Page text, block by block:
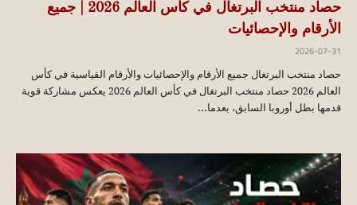
حصاد منتخب البرتغال في كأس العالم 2026 | جميع
الأرقام والإحصائيات
2026-07-31
حصاد منتخب البرتغال جميع الأرقام والإحصائيات والأرقام القياسية في كأس
العالم 2026 حصاد منتخب البرتغال في كأس العالم 2026 يعكس مشاركة قوية
قدمها بطل أوروبا السابق، بعدما...